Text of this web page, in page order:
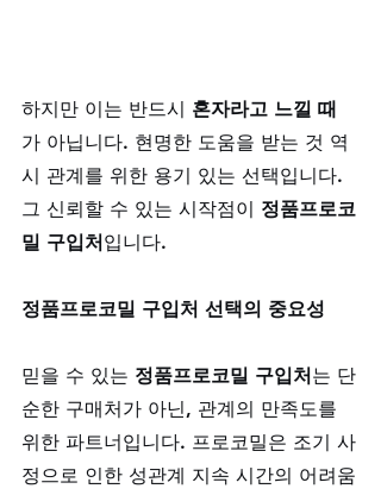
하지만 이는 반드시 혼자라고 느낄 때
가 아닙니다. 현명한 도움을 받는 것 역
시 관계를 위한 용기 있는 선택입니다.
그 신뢰할 수 있는 시작점이 정품프로코
밀 구입처입니다.
정품프로코밀 구입처 선택의 중요성
믿을 수 있는 정품프로코밀 구입처는 단
순한 구매처가 아닌, 관계의 만족도를
위한 파트너입니다. 프로코밀은 조기 사
정으로 인한 성관계 지속 시간의 어려움